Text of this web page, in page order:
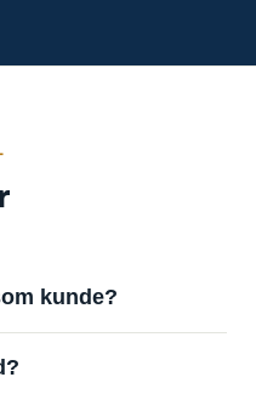
kunde?
av